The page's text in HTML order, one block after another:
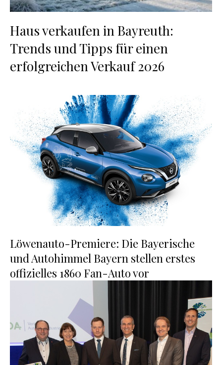
Haus verkaufen in Bayreuth:
Trends und Tipps für einen
erfolgreichen Verkauf 2026
Löwenauto-Premiere: Die Bayerische
und Autohimmel Bayern stellen erstes
offizielles 1860 Fan-Auto vor